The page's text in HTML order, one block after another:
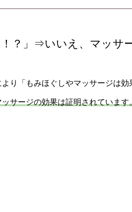
？」⇒いいえ、マッサ
り「もみほぐしやマッサージは
サージの効果は証明されています